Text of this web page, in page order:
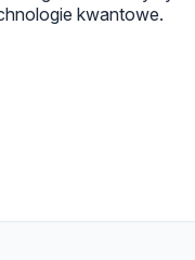
kwantowe.